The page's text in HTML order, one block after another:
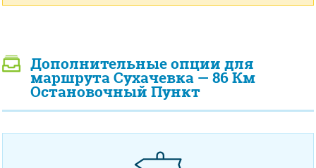
Дополнительные опции для
маршрута Сухачевка — 86 Км
Остановочный Пункт